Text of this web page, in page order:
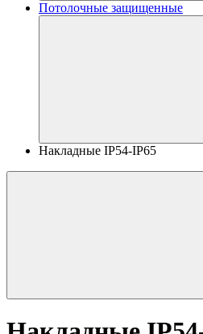
Потолочные защищенные
Накладные IP54-IP65